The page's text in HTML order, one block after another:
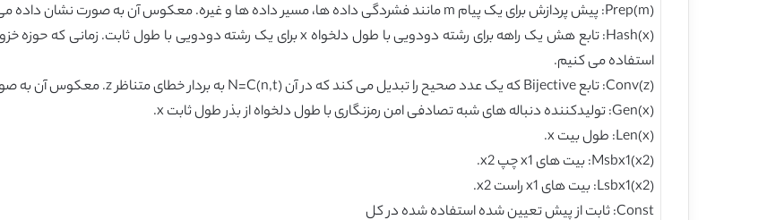
Prep(m): پیش پردازش برای یک پیام m مانند فشردگی داده ها، مسیر داده ها و غیره. معکوس آن به صورت نشان داده می شود.
استفاده می کنیم.
Conv(z): تابع Bijective که یک عدد صحیح را تبدیل می کند که در آن N=C(n,t) به بردار خطای متناظر z. معکوس آن به صورت نشان داده می شود.
Gen(x): تولیدکننده دنباله های شبه تصادفی امن رمزنگاری با طول دلخواه از بذر طول ثابت x.
Len(x): طول بیت x.
Msbx1(x2): بیت های x1 چپ x2.
Lsbx1(x2): بیت های x1 راست x2.
Const: ثابت از پیش تعیین شده استفاده شده در کل